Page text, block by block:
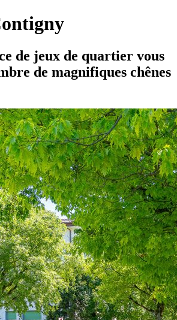
de jeux de quartier vous
de magnifiques chênes